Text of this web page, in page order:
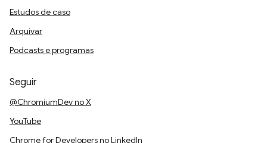
Estudos de caso
Arquivar
Podcasts e programas
Seguir
@ChromiumDev no X
YouTube
Chrome for Developers no LinkedIn